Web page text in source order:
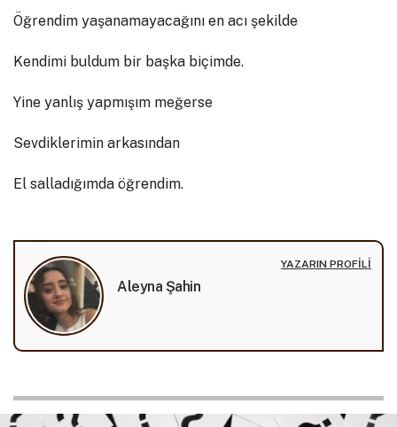
Öğrendim yaşanamayacağını en acı şekilde
Kendimi buldum bir başka biçimde.
Yine yanlış yapmışım meğerse
Sevdiklerimin arkasından
El salladığımda öğrendim.
Aleyna Şahin
YAZARIN PROFILI